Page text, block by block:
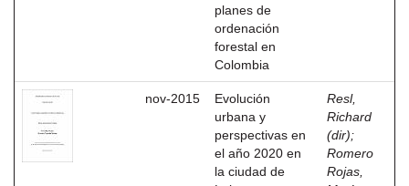
planes de
ordenación
forestal en
Colombia
nov-2015
Evolución
urbana y
perspectivas en
el año 2020 en
la ciudad de
Resl,
Richard
(dir);
Romero
Rojas,